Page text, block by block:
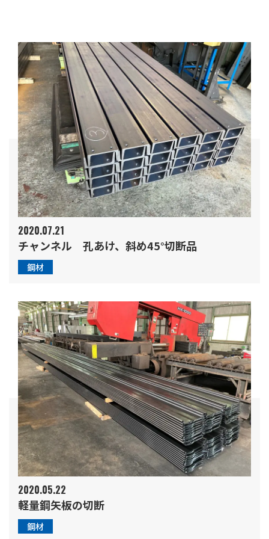
2020.07.21
チャンネル 孔あけ、斜め45°切断品
鋼材
2020.05.22
軽量鋼矢板の切断
鋼材